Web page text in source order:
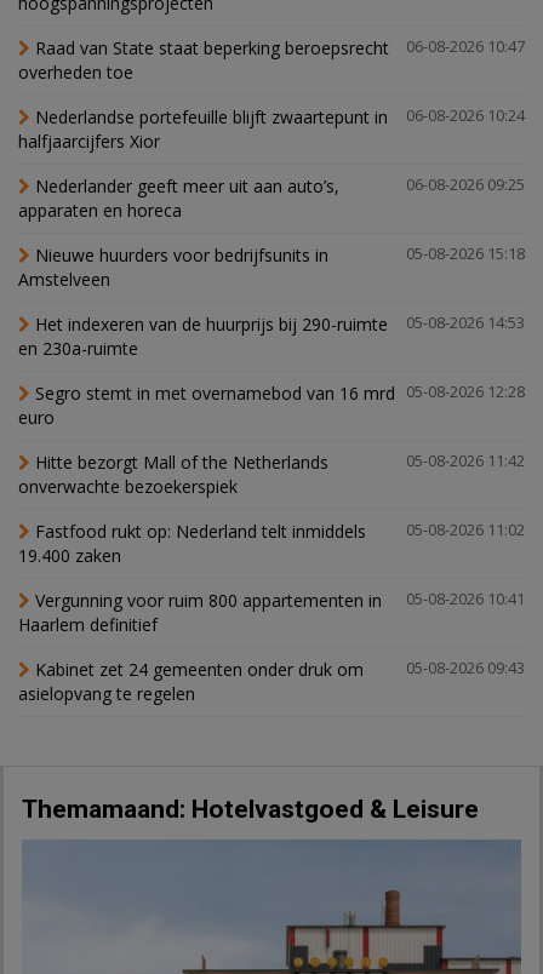
06-08-2026 10:47
Raad van State staat beperking beroepsrecht
overheden toe
06-08-2026 10:24
Nederlandse portefeuille blijft zwaartepunt in
halfjaarcijfers Xior
06-08-2026 09:25
Nederlander geeft meer uit aan auto’s,
apparaten en horeca
05-08-2026 15:18
Nieuwe huurders voor bedrijfsunits in
Amstelveen
05-08-2026 14:53
Het indexeren van de huurprijs bij 290-ruimte
en 230a-ruimte
05-08-2026 12:28
Segro stemt in met overnamebod van 16 mrd
euro
05-08-2026 11:42
Hitte bezorgt Mall of the Netherlands
onverwachte bezoekerspiek
05-08-2026 11:02
Fastfood rukt op: Nederland telt inmiddels
19.400 zaken
05-08-2026 10:41
Vergunning voor ruim 800 appartementen in
Haarlem definitief
05-08-2026 09:43
Kabinet zet 24 gemeenten onder druk om
asielopvang te regelen
Themamaand: Hotelvastgoed & Leisure